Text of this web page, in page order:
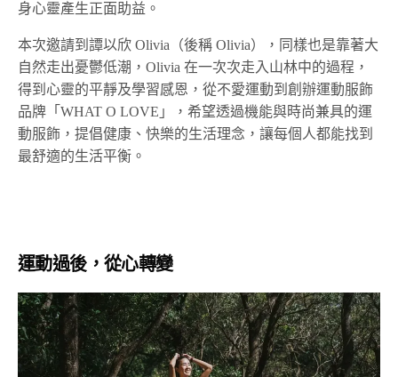
身心靈產生正面助益。
本次邀請到譚以欣 Olivia（後稱 Olivia），同樣也是靠著大
自然走出憂鬱低潮，Olivia 在一次次走入山林中的過程，
得到心靈的平靜及學習感恩，從不愛運動到創辦運動服飾
品牌「WHAT O LOVE」，希望透過機能與時尚兼具的運
動服飾，提倡健康、快樂的生活理念，讓每個人都能找到
最舒適的生活平衡。
運動過後，從心轉變